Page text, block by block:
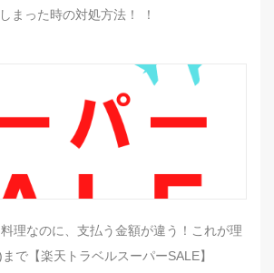
まった時の対処方法！ ！
理なのに、支払う金額が違う！これが理
で【楽天トラベルスーパーSALE】